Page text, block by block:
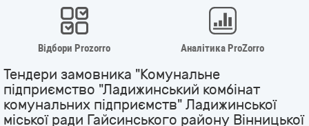
Відбори Prozorro Аналітика ProZorro
Тендери замовника "Комунальне
підприємство "Ладижинський комбінат
комунальних підприємств" Ладижинської
міської ради Гайсинського району Вінницької